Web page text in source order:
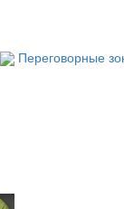
Переговорные